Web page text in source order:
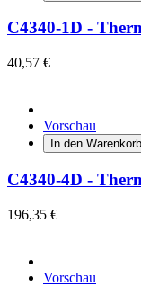
C4340-1D -
40,57 €
Vorschau
In den Warenkorb
C4340-4D -
196,35 €
Vorschau